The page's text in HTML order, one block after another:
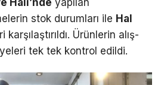
Hali’nde yapılan
stok durumları ile Hal
karşılaştırıldı. Ürünlerin alış-
tek tek kontrol edildi.